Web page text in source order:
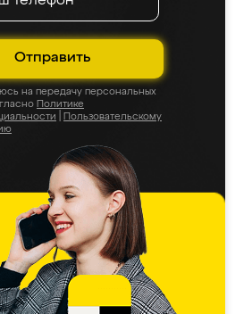
Отправить
на передачу персональных
Политике
Пользовательскому